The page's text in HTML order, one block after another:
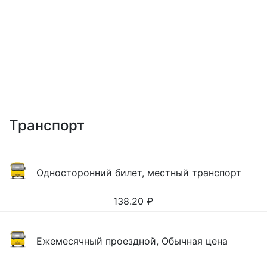
Транспорт
Односторонний билет, местный транспорт
138.20 ₽
Ежемесячный проездной, Обычная цена